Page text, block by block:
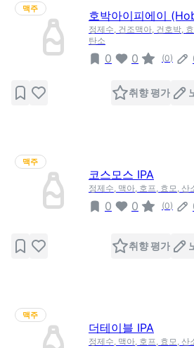
맥주
호박아이피에이
정제수, 건조맥아, 건호박,
탄소
0 0 (0)
취향 평가
맥주
코스모스 IPA
정제수, 맥아, 호프, 효모, 산
0 0 (0)
취향 평가
맥주
더테이블 IPA
정제수, 맥아, 호프, 효모, 산